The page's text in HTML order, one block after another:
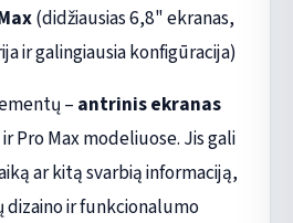
(didžiausias 6,8" ekranas,
ir galingiausia konfigūracija)
– antrinis ekranas
Pro Max modeliuose. Jis gali
ar kitą svarbią informaciją,
ir funkcionalumo